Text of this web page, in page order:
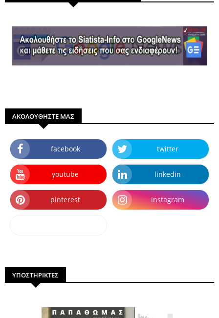
ΑΚΟΛΟΥΘΗΣΤΕ ΜΑΣ
facebook twitter
youtube linkedin
pinterest instagram
ΥΠΟΣΤΗΡΙΚΤΕΣ